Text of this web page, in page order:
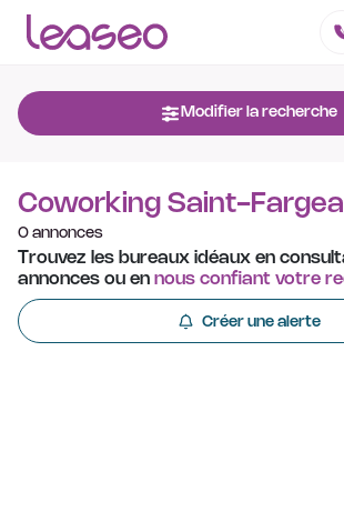
Modifier la recherche
Coworking Saint-
0 annonces
Trouvez les bureaux idéaux en
annonces ou en nous confiant votre
Créer une alerte